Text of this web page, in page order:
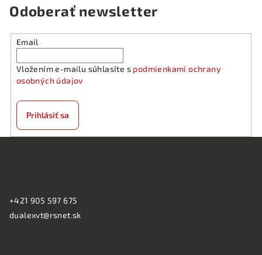
i
v
p
i
Odoberať newsletter
Email
Vložením e-mailu súhlasíte s podmienkami ochrany
osobných údajov
Prihlásiť sa
+421 905 597 675
dualexvt@rsnet.sk